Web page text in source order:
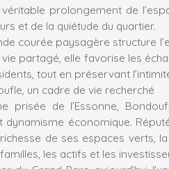
prolongement de
et de la quiétude du quartier.
courée paysagère structure
partagé, elle favorise les
tout en préservant
un cadre de vie recherché
prisée de l’Essonne,
dynamisme économique.
de ses espaces verts,
les actifs et les